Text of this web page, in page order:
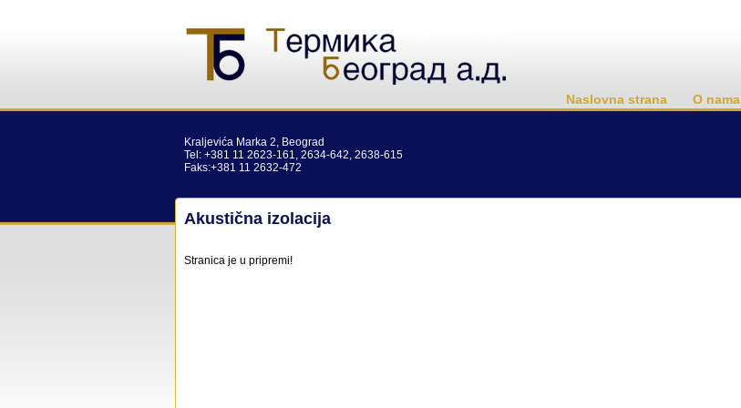
Naslovna strana O nama
Kraljevića Marka 2, Beograd
Tel: +381 11 2623-161, 2634-642, 2638-615
Faks:+381 11 2632-472
Akustična izolacija
Stranica je u pripremi!